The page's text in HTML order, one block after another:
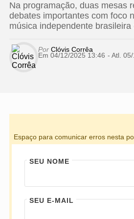
Na programação, duas mesas
debates importantes com foco
música independente brasileira
Por Clóvis Corrêa
Em 04/12/2025 13:46 - Atl.
Espaço para comunicar erros nesta
SEU NOME
SEU E-MAIL